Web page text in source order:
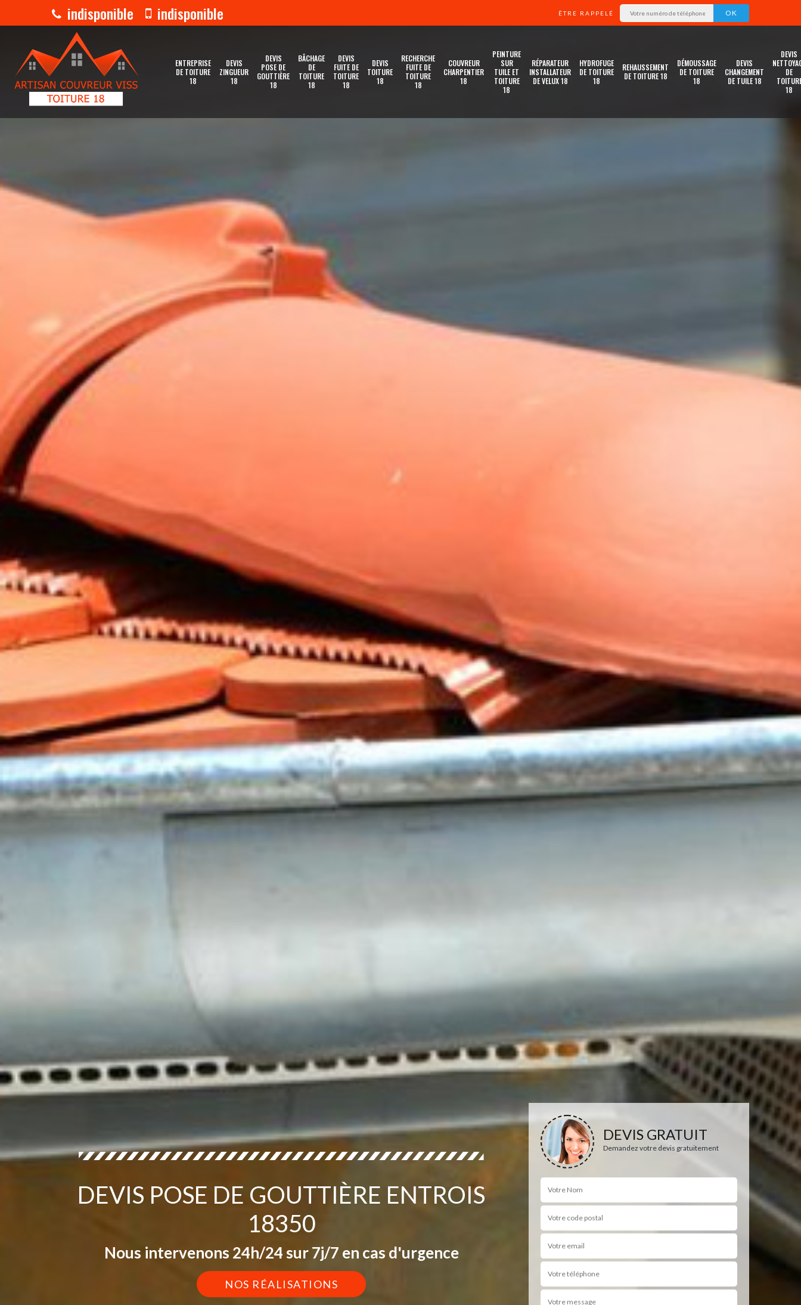
indisponible indisponible ÊTRE RAPPELÉ
ENTREPRISE
DE TOITURE
18
DEVIS
ZINGUEUR
18
DEVIS
POSE DE
GOUTTIÈRE
18
BÂCHAGE
DE
TOITURE
18
DEVIS
FUITE DE
TOITURE
18
DEVIS
TOITURE
18
RECHERCHE
FUITE DE
TOITURE
18
COUVREUR
CHARPENTIER
18
PEINTURE
SUR
TUILE ET
TOITURE
18
RÉPARATEUR
INSTALLATEUR
DE VELUX 18
HYDROFUGE
DE TOITURE
18
REHAUSSEMENT
DE TOITURE 18
DÉMOUSSAGE
DE TOITURE
18
DEVIS
CHANGEMENT
DE TUILE 18
DEVIS
DE
18
DEVIS POSE DE GOUTTIÈRE ENTROIS
18350
Nous intervenons 24h/24 sur 7j/7 en cas d'urgence
NOS RÉALISATIONS
DEVIS GRATUIT
Demandez votre devis gratuitement